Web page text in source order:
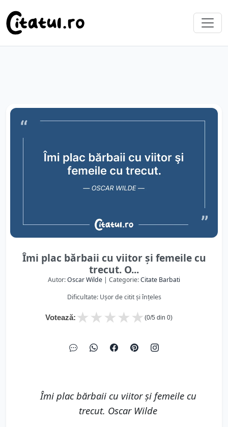
Îmi plac bărbaii cu viitor şi femeile cu
trecut. O...
Autor:Oscar Wilde | Categorie:Citate Barbati
Dificultate: Ușor de citit și înțeles
Votează: ★
★
★
★
★ (0/5 din 0)
Îmi plac bărbaii cu viitor şi femeile cu
trecut. Oscar Wilde